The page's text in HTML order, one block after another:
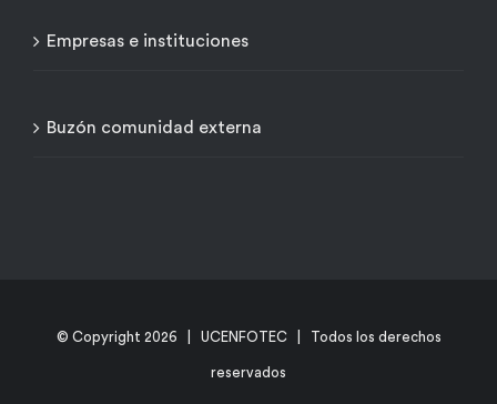
Empresas e instituciones
Buzón comunidad externa
© Copyright 2026 | UCENFOTEC | Todos los derechos
reservados